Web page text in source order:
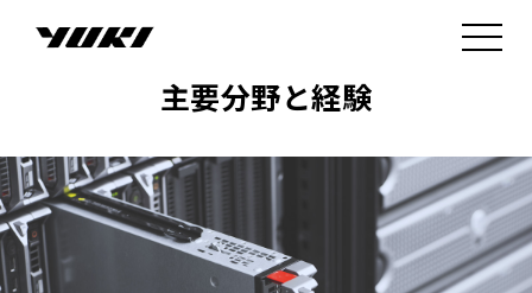
主要分野と経験